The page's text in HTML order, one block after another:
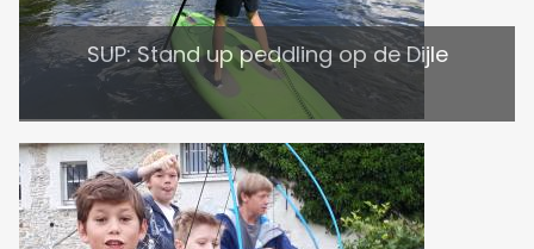
SUP: Stand up peddling op de Dijle